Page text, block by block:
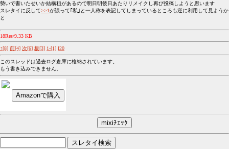
勢いで書いたせいか結構粗があるので明日明後日あたりリメイクし再び投稿しようと思います
スレタイに反して>>1が誤って｢私｣と一人称を表記してしまっているところも逆に利用して見ようか
と
18Res/9.33 KB
↑[8] 前[4] 次[6] 板[3] 1-[1] l20
このスレッドは過去ログ倉庫に格納されています。
もう書き込みできません。